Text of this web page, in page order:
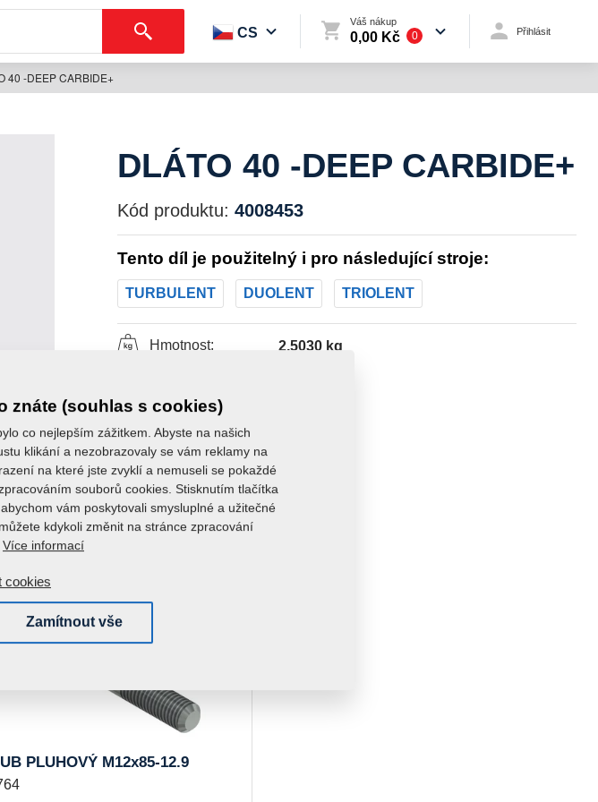
CS
Váš nákup
0,00 Kč 0 Přihlásit
40 -DEEP CARBIDE+
DLÁTO 40 -DEEP CARBIDE+
Kód produktu: 4008453
Tento díl je použitelný i pro následující stroje:
TURBULENT DUOLENT TRIOLENT
Hmotnost: 2,5030 kg
zakoupit:
PLUHOVÝ M12x85-12.9
znáte (souhlas s cookies)
co nejlepším zážitkem. Abyste na našich
klikání a nezobrazovaly se vám reklamy na
na které jste zvyklí a nemuseli se pokaždé
souborů cookies. Stisknutím tlačítka
vám poskytovali smysluplné a užitečné
kdykoli změnit na stránce zpracování
Více informací
cookies
Zamítnout vše